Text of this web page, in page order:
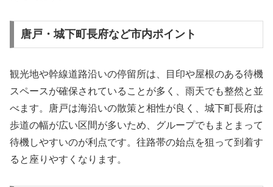
唐戸・城下町長府など市内ポイント
観光地や幹線道路沿いの停留所は、目印や屋根のある待機
スペースが確保されていることが多く、雨天でも整然と並
べます。唐戸は海沿いの散策と相性が良く、城下町長府は
歩道の幅が広い区間が多いため、グループでもまとまって
待機しやすいのが利点です。往路帯の始点を狙って到着す
ると座りやすくなります。